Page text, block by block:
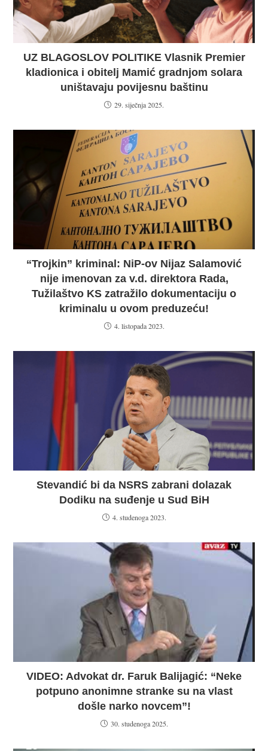
UZ BLAGOSLOV POLITIKE Vlasnik Premier
kladionica i obitelj Mamić gradnjom solara
uništavaju povijesnu baštinu
29. siječnja 2025.
“Trojkin” kriminal: NiP-ov Nijaz Salamović
nije imenovan za v.d. direktora Rada,
Tužilaštvo KS zatražilo dokumentaciju o
kriminalu u ovom preduzeću!
4. listopada 2023.
Stevandić bi da NSRS zabrani dolazak
Dodiku na suđenje u Sud BiH
4. studenoga 2023.
VIDEO: Advokat dr. Faruk Balijagić: “Neke
potpuno anonimne stranke su na vlast
došle narko novcem”!
30. studenoga 2025.